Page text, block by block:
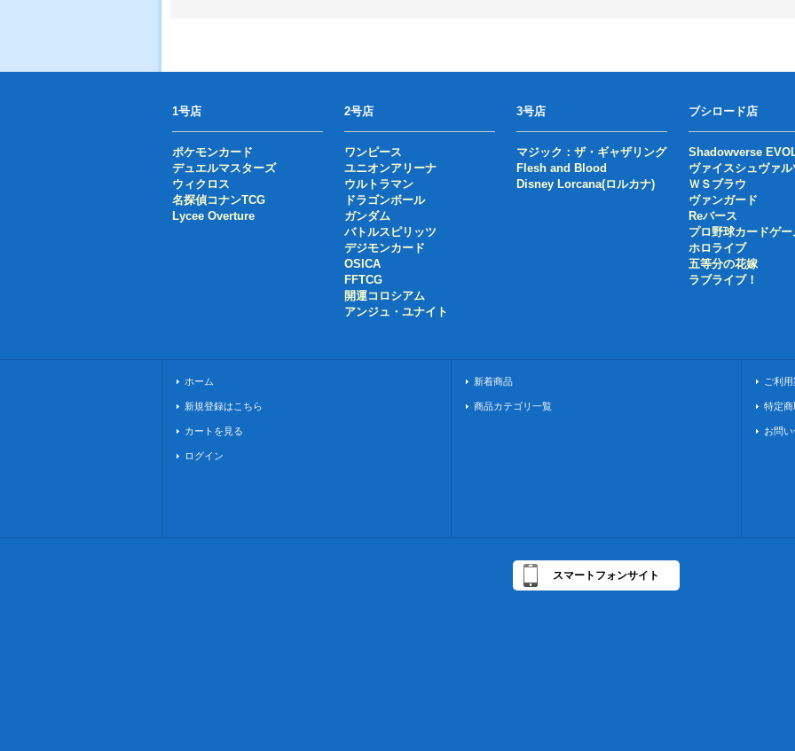
1号店
ポケモンカード
デュエルマスターズ
ウィクロス
名探偵コナンTCG
Lycee Overture
2号店
ワンピース
ユニオンアリーナ
ウルトラマン
ドラゴンボール
ガンダム
バトルスピリッツ
デジモンカード
OSICA
FFTCG
開運コロシアム
アンジュ・ユナイト
3号店
マジック：ザ・ギャザリング
Flesh and Blood
Disney Lorcana(ロルカナ)
ブシロード店
Shadowverse
ヴァイスシュヴァル
ＷＳブラウ
ヴァンガード
Reバース
プロ野球カードゲー
ホロライブ
五等分の花嫁
ラブライブ！
ホーム
新規登録はこちら
カートを見る
ログイン
新着商品
商品カテゴリ一覧
ご利
特定
お問
スマートフォンサイト